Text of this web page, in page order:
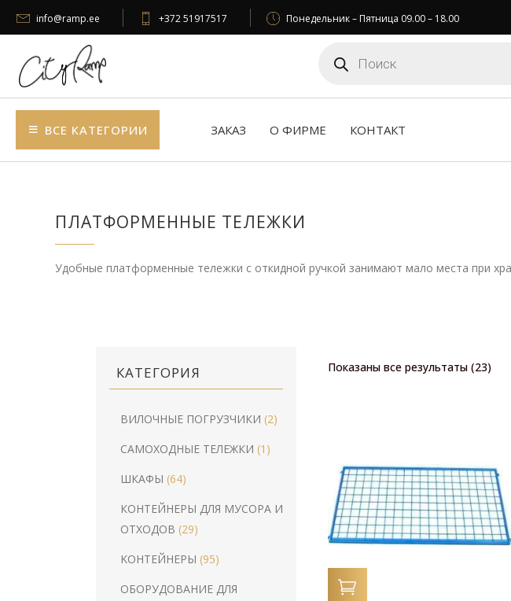
info@ramp.ee +372 51917517 Понедельник – Пятница 09.00 – 18.00
товаров
BСЕ КАТЕГОРИИ ЗАКАЗ О ФИРМЕ КОНТАКТ
ПЛАТФОРМЕННЫЕ ТЕЛЕЖКИ
Удобные платформенные тележки с откидной ручкой занимают мало места при
КАТЕГОРИЯ
ВИЛОЧНЫЕ ПОГРУЗЧИКИ (2)
САМОХОДНЫЕ ТЕЛЕЖКИ (1)
ШКАФЫ (64)
КОНТЕЙНЕРЫ ДЛЯ МУСОРА И
ОТХОДОВ (29)
KOНТЕЙНЕРЫ (95)
ОБОРУДОВАНИЕ ДЛЯ
Показаны все результаты (23)